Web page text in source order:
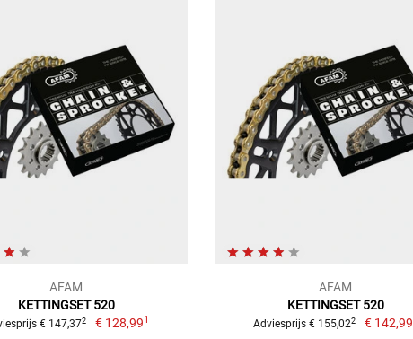
AFAM
KETTINGSET 520
€ 147,372 € 128,991
AFAM
KETTINGSET 520
Adviesprijs € 155,022 € 142,99